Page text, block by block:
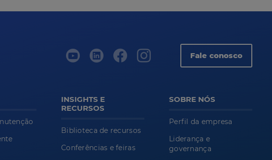
Fale conosco
INSIGHTS E
RECURSOS
Biblioteca de recursos
Conferências e feiras
SOBRE NÓS
Perfil da empresa
Liderança e
governança